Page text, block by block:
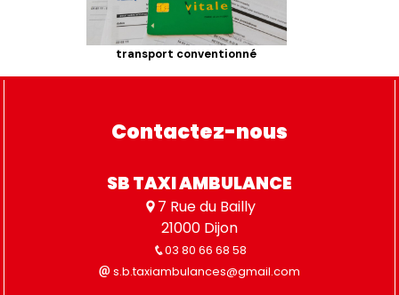
transport conventionné
Contactez-nous
SB TAXI AMBULANCE
7 Rue du Bailly
21000 Dijon
03 80 66 68 58
s.b.taxiambulances@gmail.com